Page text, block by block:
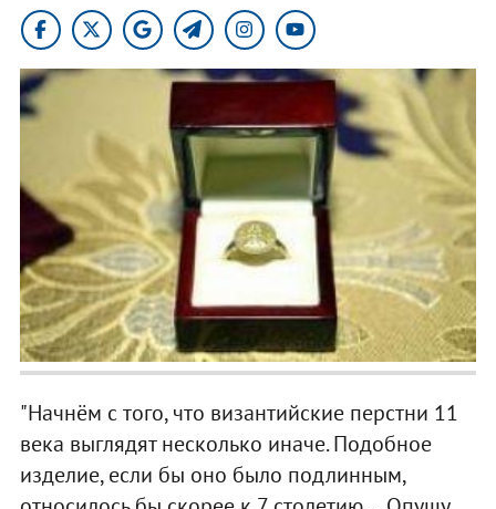
"Начнём с того, что византийские перстни 11
века выглядят несколько иначе. Подобное
изделие, если бы оно было подлинным,